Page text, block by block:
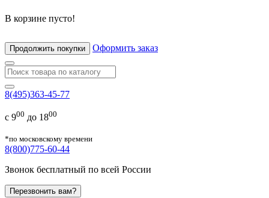
В корзине пусто!
Продолжить покупки Оформить заказ
8(495)363-45-77
с 900 до 1800
*по московскому времени
8(800)775-60-44
Звонок бесплатный по всей России
Перезвонить вам?